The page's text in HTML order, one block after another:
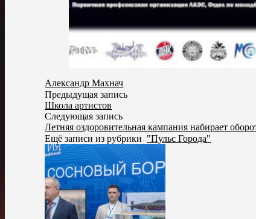
Александр Махнач
Предыдущая запись
Школа артистов
Следующая запись
Летняя оздоровительная кампания набирает
Ещё записи из рубрики "Пульс Города"